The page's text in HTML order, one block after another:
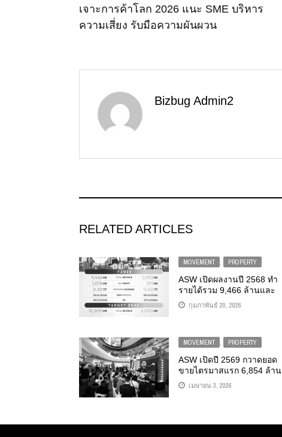
เจาะการค้าโลก 2026 แนะ SME บริหาร
ความเสี่ยง รับมือความผันผวน
Bizbug Admin2
RELATED ARTICLES
MOVEMENT PROPERTY
ASW เปิดผลงานปี 2568 ทำ
รายได้รวม 9,466 ล้านและ
กำไรสุทธิ 1,078 ล้าน พร้อม
ชงจ่ายปันผล 0.50 บาท/หุ้น
33,944 ล้าน ตั้งเป้ารายได้โต
ต่อเนื่อง
กุมภาพันธ์ 20, 2026
MOVEMENT , PROPERTY
ASW เปิดปี 2569 กวาดยอด
ขายไตรมาสแรก 6,854 ล้าน
บาท โซนรังสิต-ภูเก็ตดันยอด
พุ่ง ทยอยโอนครึ่งปีแรกอีก 6
ลด์สูง 7%
เมษายน 3, 2026